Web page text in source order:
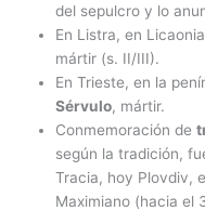
del sepulcro y lo
En Listra, en
mártir (s. II/III).
En Trieste, en la
Sérvulo, mártir.
Conmemoración de
según la tradición,
Tracia, hoy Plovdiv,
Maximiano (hacia el